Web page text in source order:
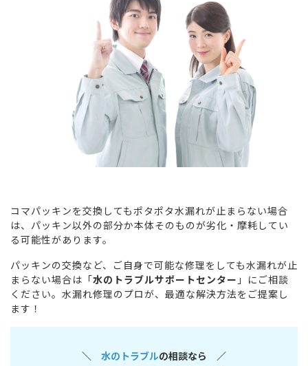
コマパッキンを交換してもポタポタ水漏れが止まらない場合
は、パッキン以外の部分か本体そのものが劣化・摩耗してい
る可能性があります。
パッキンの交換など、ご自身で可能な修理をしても水漏れが止
まらない場合は「水のトラブルサポートセンター 」にご相談
ください。水漏れ修理のプロが、最適な解決方法をご提案し
ます！
＼ 水のトラブルの相談なら ／